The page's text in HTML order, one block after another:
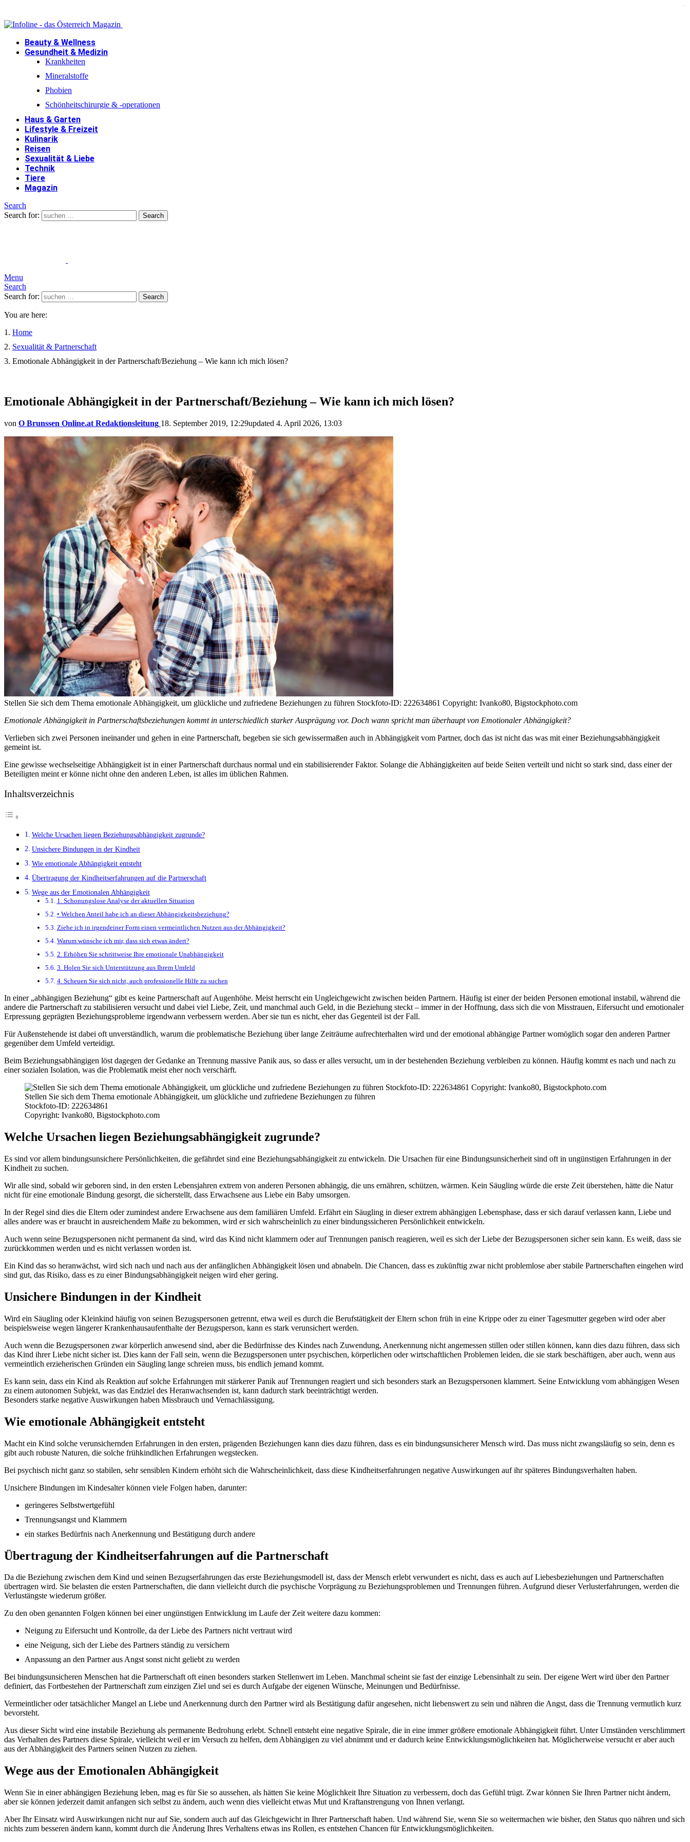
Beauty & Wellness
Gesundheit & Medizin
Krankheiten
Mineralstoffe
Phobien
Schönheitschirurgie & -operationen
Haus & Garten
Lifestyle & Freizeit
Kulinarik
Reisen
Sexualität & Liebe
Technik
Tiere
Magazin
Search
Search for:
Search
Menu
Search
Search for:
Search
You are here:
Home
Sexualität & Partnerschaft
Emotionale Abhängigkeit in der Partnerschaft/Beziehung – Wie kann ich mich lösen?
Emotionale Abhängigkeit in der Partnerschaft/Beziehung – Wie kann ich mich lösen?
von O Brunssen Online.at Redaktionsleitung 18. September 2019, 12:29updated 4. April 2026, 13:03
Stellen Sie sich dem Thema emotionale Abhängigkeit, um glückliche und zufriedene Beziehungen zu führen Stockfoto-ID: 222634861 Copyright: Ivanko80, Bigstockphoto.com
Emotionale Abhängigkeit in Partnerschaftsbeziehungen kommt in unterschiedlich starker Ausprägung vor. Doch wann spricht man überhaupt von Emotionaler Abhängigkeit?
Verlieben sich zwei Personen ineinander und gehen in eine Partnerschaft, begeben sie sich gewissermaßen auch in Abhängigkeit vom Partner, doch das ist nicht das was mit einer Beziehungsabhängigkeit
gemeint ist.
Eine gewisse wechselseitige Abhängigkeit ist in einer Partnerschaft durchaus normal und ein stabilisierender Faktor. Solange die Abhängigkeiten auf beide Seiten verteilt und nicht so stark sind, dass einer der
Beteiligten meint er könne nicht ohne den anderen Leben, ist alles im üblichen Rahmen.
Inhaltsverzeichnis
Welche Ursachen liegen Beziehungsabhängigkeit zugrunde?
Unsichere Bindungen in der Kindheit
Wie emotionale Abhängigkeit entsteht
Übertragung der Kindheitserfahrungen auf die Partnerschaft
Wege aus der Emotionalen Abhängigkeit
1. Schonungslose Analyse der aktuellen Situation
• Welchen Anteil habe ich an dieser Abhängigkeitsbeziehung?
Ziehe ich in irgendeiner Form einen vermeintlichen Nutzen aus der Abhängigkeit?
Warum wünsche ich mir, dass sich etwas ändert?
2. Erhöhen Sie schrittweise Ihre emotionale Unabhängigkeit
3. Holen Sie sich Unterstützung aus Ihrem Umfeld
4. Scheuen Sie sich nicht, auch professionelle Hilfe zu suchen
In einer „abhängigen Beziehung“ gibt es keine Partnerschaft auf Augenhöhe. Meist herrscht ein Ungleichgewicht zwischen beiden Partnern. Häufig ist einer der beiden Personen emotional instabil, während die
andere die Partnerschaft zu stabilisieren versucht und dabei viel Liebe, Zeit, und manchmal auch Geld, in die Beziehung steckt – immer in der Hoffnung, dass sich die von Misstrauen, Eifersucht und emotionaler
Erpressung geprägten Beziehungsprobleme irgendwann verbessern werden. Aber sie tun es nicht, eher das Gegenteil ist der Fall.
Für Außenstehende ist dabei oft unverständlich, warum die problematische Beziehung über lange Zeiträume aufrechterhalten wird und der emotional abhängige Partner womöglich sogar den anderen Partner
gegenüber dem Umfeld verteidigt.
Beim Beziehungsabhängigen löst dagegen der Gedanke an Trennung massive Panik aus, so dass er alles versucht, um in der bestehenden Beziehung verbleiben zu können. Häufig kommt es nach und nach zu
einer sozialen Isolation, was die Problematik meist eher noch verschärft.
Stellen Sie sich dem Thema emotionale Abhängigkeit, um glückliche und zufriedene Beziehungen zu führen
Stockfoto-ID: 222634861
Copyright: Ivanko80, Bigstockphoto.com
Welche Ursachen liegen Beziehungsabhängigkeit zugrunde?
Es sind vor allem bindungsunsichere Persönlichkeiten, die gefährdet sind eine Beziehungsabhängigkeit zu entwickeln. Die Ursachen für eine Bindungsunsicherheit sind oft in ungünstigen Erfahrungen in der
Kindheit zu suchen.
Wir alle sind, sobald wir geboren sind, in den ersten Lebensjahren extrem von anderen Personen abhängig, die uns ernähren, schützen, wärmen. Kein Säugling würde die erste Zeit überstehen, hätte die Natur
nicht für eine emotionale Bindung gesorgt, die sicherstellt, dass Erwachsene aus Liebe ein Baby umsorgen.
In der Regel sind dies die Eltern oder zumindest andere Erwachsene aus dem familiären Umfeld. Erfährt ein Säugling in dieser extrem abhängigen Lebensphase, dass er sich darauf verlassen kann, Liebe und
alles andere was er braucht in ausreichendem Maße zu bekommen, wird er sich wahrscheinlich zu einer bindungssicheren Persönlichkeit entwickeln.
Auch wenn seine Bezugspersonen nicht permanent da sind, wird das Kind nicht klammern oder auf Trennungen panisch reagieren, weil es sich der Liebe der Bezugspersonen sicher sein kann. Es weiß, dass sie
zurückkommen werden und es nicht verlassen worden ist.
Ein Kind das so heranwächst, wird sich nach und nach aus der anfänglichen Abhängigkeit lösen und abnabeln. Die Chancen, dass es zukünftig zwar nicht problemlose aber stabile Partnerschaften eingehen wird
sind gut, das Risiko, dass es zu einer Bindungsabhängigkeit neigen wird eher gering.
Unsichere Bindungen in der Kindheit
Wird ein Säugling oder Kleinkind häufig von seinen Bezugspersonen getrennt, etwa weil es durch die Berufstätigkeit der Eltern schon früh in eine Krippe oder zu einer Tagesmutter gegeben wird oder aber
beispielsweise wegen längerer Krankenhausaufenthalte der Bezugsperson, kann es stark verunsichert werden.
Auch wenn die Bezugspersonen zwar körperlich anwesend sind, aber die Bedürfnisse des Kindes nach Zuwendung, Anerkennung nicht angemessen stillen oder stillen können, kann dies dazu führen, dass sich
das Kind ihrer Liebe nicht sicher ist. Dies kann der Fall sein, wenn die Bezugspersonen unter psychischen, körperlichen oder wirtschaftlichen Problemen leiden, die sie stark beschäftigen, aber auch, wenn aus
vermeintlich erzieherischen Gründen ein Säugling lange schreien muss, bis endlich jemand kommt.
Es kann sein, dass ein Kind als Reaktion auf solche Erfahrungen mit stärkerer Panik auf Trennungen reagiert und sich besonders stark an Bezugspersonen klammert. Seine Entwicklung vom abhängigen Wesen
zu einem autonomen Subjekt, was das Endziel des Heranwachsenden ist, kann dadurch stark beeinträchtigt werden.
Besonders starke negative Auswirkungen haben Missbrauch und Vernachlässigung.
Wie emotionale Abhängigkeit entsteht
Macht ein Kind solche verunsichernden Erfahrungen in den ersten, prägenden Beziehungen kann dies dazu führen, dass es ein bindungsunsicherer Mensch wird. Das muss nicht zwangsläufig so sein, denn es
gibt auch robuste Naturen, die solche frühkindlichen Erfahrungen wegstecken.
Bei psychisch nicht ganz so stabilen, sehr sensiblen Kindern erhöht sich die Wahrscheinlichkeit, dass diese Kindheitserfahrungen negative Auswirkungen auf ihr späteres Bindungsverhalten haben.
Unsichere Bindungen im Kindesalter können viele Folgen haben, darunter:
geringeres Selbstwertgefühl
Trennungsangst und Klammern
ein starkes Bedürfnis nach Anerkennung und Bestätigung durch andere
Übertragung der Kindheitserfahrungen auf die Partnerschaft
Da die Beziehung zwischen dem Kind und seinen Bezugserfahrungen das erste Beziehungsmodell ist, dass der Mensch erlebt verwundert es nicht, dass es auch auf Liebesbeziehungen und Partnerschaften
übertragen wird. Sie belasten die ersten Partnerschaften, die dann vielleicht durch die psychische Vorprägung zu Beziehungsproblemen und Trennungen führen. Aufgrund dieser Verlusterfahrungen, werden die
Verlustängste wiederum größer.
Zu den oben genannten Folgen können bei einer ungünstigen Entwicklung im Laufe der Zeit weitere dazu kommen:
Neigung zu Eifersucht und Kontrolle, da der Liebe des Partners nicht vertraut wird
eine Neigung, sich der Liebe des Partners ständig zu versichern
Anpassung an den Partner aus Angst sonst nicht geliebt zu werden
Bei bindungsunsicheren Menschen hat die Partnerschaft oft einen besonders starken Stellenwert im Leben. Manchmal scheint sie fast der einzige Lebensinhalt zu sein. Der eigene Wert wird über den Partner
definiert, das Fortbestehen der Partnerschaft zum einzigen Ziel und sei es durch Aufgabe der eigenen Wünsche, Meinungen und Bedürfnisse.
Vermeintlicher oder tatsächlicher Mangel an Liebe und Anerkennung durch den Partner wird als Bestätigung dafür angesehen, nicht liebenswert zu sein und nähren die Angst, dass die Trennung vermutlich kurz
bevorsteht.
Aus dieser Sicht wird eine instabile Beziehung als permanente Bedrohung erlebt. Schnell entsteht eine negative Spirale, die in eine immer größere emotionale Abhängigkeit führt. Unter Umständen verschlimmert
das Verhalten des Partners diese Spirale, vielleicht weil er im Versuch zu helfen, dem Abhängigen zu viel abnimmt und er dadurch keine Entwicklungsmöglichkeiten hat. Möglicherweise versucht er aber auch
aus der Abhängigkeit des Partners seinen Nutzen zu ziehen.
Wege aus der Emotionalen Abhängigkeit
Wenn Sie in einer abhängigen Beziehung leben, mag es für Sie so aussehen, als hätten Sie keine Möglichkeit Ihre Situation zu verbessern, doch das Gefühl trügt. Zwar können Sie Ihren Partner nicht ändern,
aber sie können jederzeit damit anfangen sich selbst zu ändern, auch wenn dies vielleicht etwas Mut und Kraftanstrengung von Ihnen verlangt.
Aber Ihr Einsatz wird Auswirkungen nicht nur auf Sie, sondern auch auf das Gleichgewicht in Ihrer Partnerschaft haben. Und während Sie, wenn Sie so weitermachen wie bisher, den Status quo nähren und sich
nichts zum besseren ändern kann, kommt durch die Änderung Ihres Verhaltens etwas ins Rollen, es entstehen Chancen für Entwicklungsmöglichkeiten.